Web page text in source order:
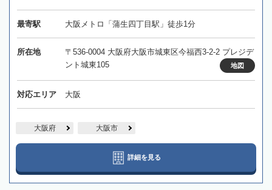
最寄駅 大阪メトロ「蒲生四丁目駅」徒歩1分
所在地
〒536-0004 大阪府大阪市城東区今福西3-2-2 プレジデ
ント城東105
地図
対応エリア 大阪
大阪府 大阪市
詳細を見る